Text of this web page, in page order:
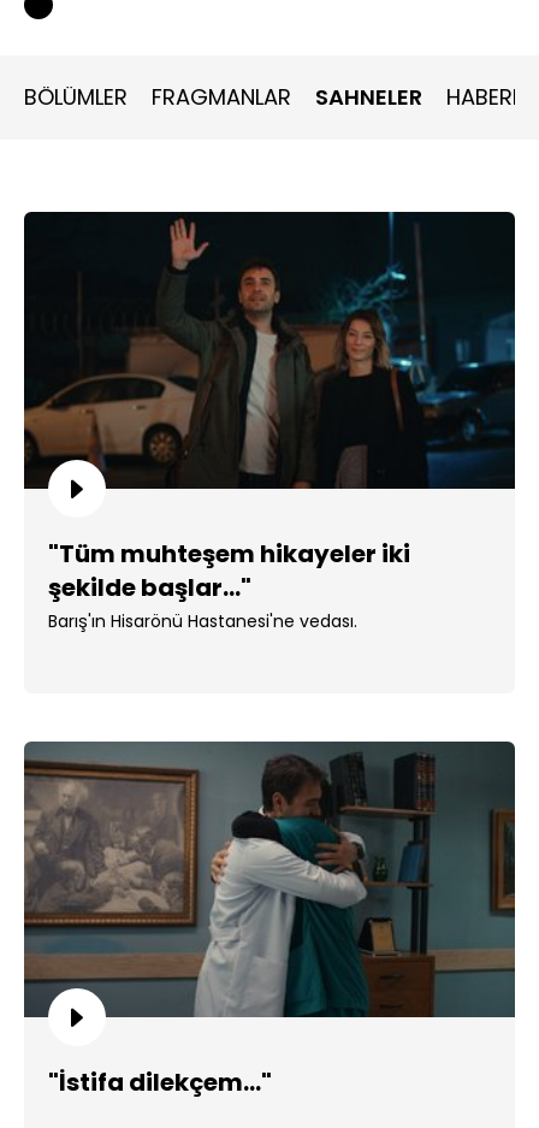
BÖLÜMLER FRAGMANLAR SAHNELER
"Tüm muhteşem hikayeler iki
şekilde başlar..."
Barış'ın Hisarönü Hastanesi'ne vedası.
"İstifa dilekçem..."